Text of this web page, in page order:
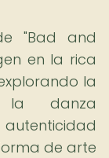
"Bad and
en la rica
la
danza
de arte